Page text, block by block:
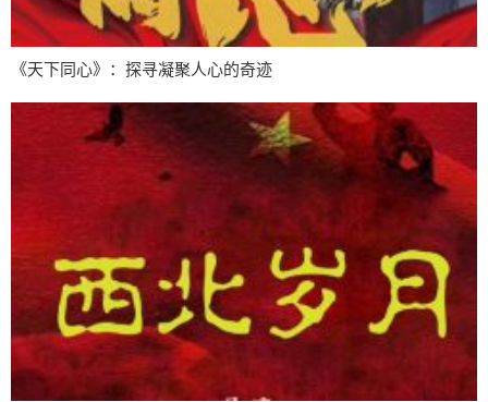
《天下同心》：探寻凝聚人心的奇迹